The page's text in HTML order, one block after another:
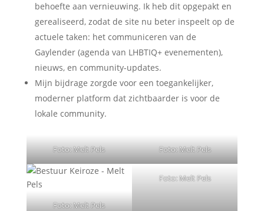
behoefte aan vernieuwing. Ik heb dit opgepakt en
gerealiseerd, zodat de site nu beter inspeelt op de
actuele taken: het communiceren van de
Gaylender (agenda van LHBTIQ+ evenementen),
nieuws, en community-updates.
Mijn bijdrage zorgde voor een toegankelijker,
moderner platform dat zichtbaarder is voor de
lokale community.
Foto: Melt Pels Foto: Melt Pels
Foto: Melt Pels
Foto: Melt Pels